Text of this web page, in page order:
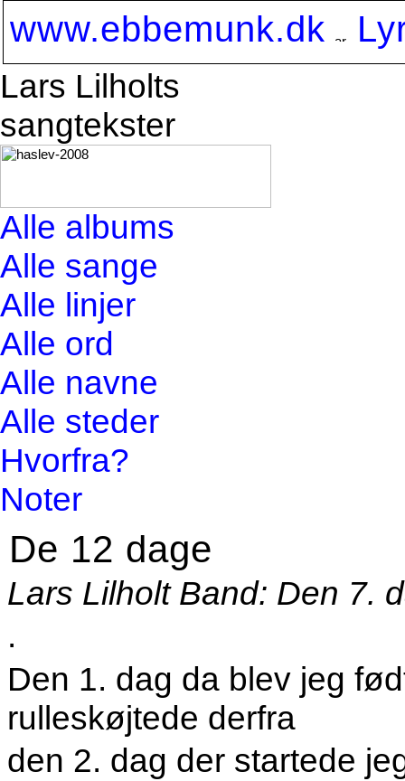
www.ebbemunk.dk
Lars Lilholts
sangtekster
Alle albums
Alle sange
Alle linjer
Alle ord
Alle navne
Alle steder
Hvorfra?
Noter
De 12 dage
Lars Lilholt Band: Den 7.
.
Den 1. dag da blev jeg
rulleskøjtede derfra
den 2. dag der startede